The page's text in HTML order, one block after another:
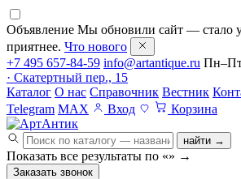
Объявление Мы обновили сайт — стало
приятнее. Что нового
+7 495 657-84-59 info@artantique.ru
· Скатертный пер., 15
Каталог О нас Справочник Вестник
Telegram MAX Вход Корзина
найти →
Показать все результаты по «» →
Заказать звонок